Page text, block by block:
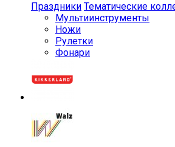
Праздники Тематические
Мульти­инструменты
Ножи
Рулетки
Фонари